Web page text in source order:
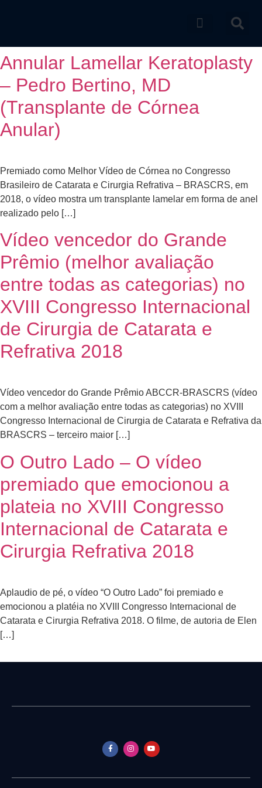
Annular Lamellar Keratoplasty
– Pedro Bertino, MD
(Transplante de Córnea
Anular)
Premiado como Melhor Vídeo de Córnea no Congresso
Brasileiro de Catarata e Cirurgia Refrativa – BRASCRS, em
2018, o vídeo mostra um transplante lamelar em forma de anel
realizado pelo […]
Vídeo vencedor do Grande
Prêmio (melhor avaliação
entre todas as categorias) no
XVIII Congresso Internacional
de Cirurgia de Catarata e
Refrativa 2018
Vídeo vencedor do Grande Prêmio ABCCR-BRASCRS (vídeo
com a melhor avaliação entre todas as categorias) no XVIII
Congresso Internacional de Cirurgia de Catarata e Refrativa da
BRASCRS – terceiro maior […]
O Outro Lado – O vídeo
premiado que emocionou a
plateia no XVIII Congresso
Internacional de Catarata e
Cirurgia Refrativa 2018
Aplaudio de pé, o vídeo “O Outro Lado” foi premiado e
emocionou a platéia no XVIII Congresso Internacional de
Catarata e Cirurgia Refrativa 2018. O filme, de autoria de Elen
[…]